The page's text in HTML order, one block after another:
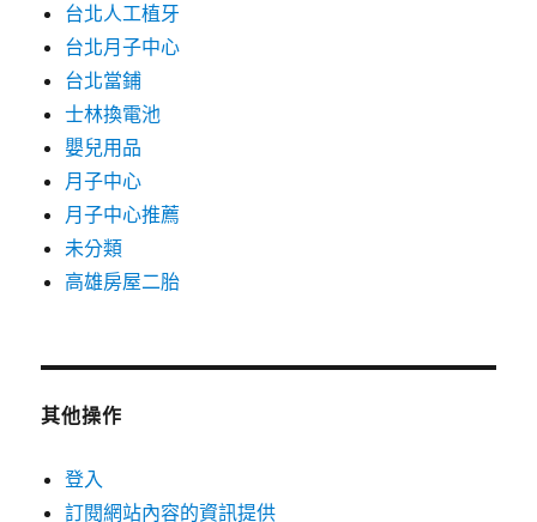
台北人工植牙
台北月子中心
台北當鋪
士林換電池
嬰兒用品
月子中心
月子中心推薦
未分類
高雄房屋二胎
其他操作
登入
訂閱網站內容的資訊提供